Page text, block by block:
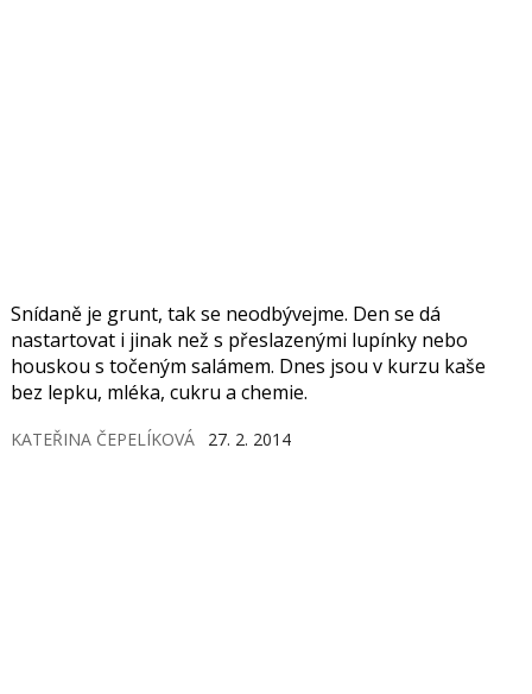
Snídaně je grunt, tak se neodbývejme. Den se dá
nastartovat i jinak než s přeslazenými lupínky nebo
houskou s točeným salámem. Dnes jsou v kurzu kaše
bez lepku, mléka, cukru a chemie.
KATEŘINA ČEPELÍKOVÁ 27. 2. 2014